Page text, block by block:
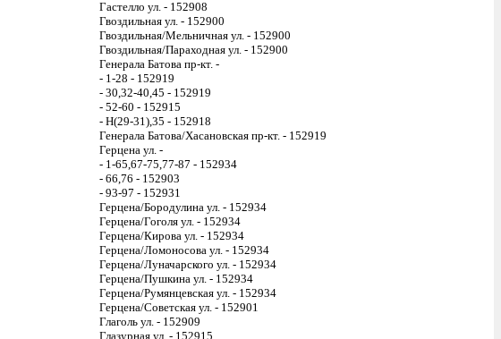
Гастелло ул. - 152908
Гвоздильная ул. - 152900
Гвоздильная/Мельничная ул. - 152900
Гвоздильная/Параходная ул. - 152900
Генерала Батова пр-кт. -
- 1-28 - 152919
- 30,32-40,45 - 152919
- 52-60 - 152915
- Н(29-31),35 - 152918
Генерала Батова/Хасановская пр-кт. - 152919
Герцена ул. -
- 1-65,67-75,77-87 - 152934
- 66,76 - 152903
- 93-97 - 152931
Герцена/Бородулина ул. - 152934
Герцена/Гоголя ул. - 152934
Герцена/Кирова ул. - 152934
Герцена/Ломоносова ул. - 152934
Герцена/Луначарского ул. - 152934
Герцена/Пушкина ул. - 152934
Герцена/Румянцевская ул. - 152934
Герцена/Советская ул. - 152901
Глаголь ул. - 152909
Глазурная ул. - 152915